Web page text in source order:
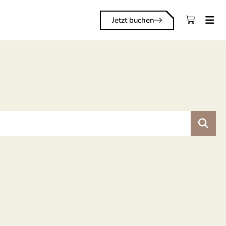
Jetzt buchen